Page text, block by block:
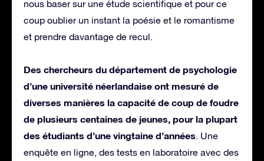
nous baser sur une étude scientifique et pour ce
coup oublier un instant la poésie et le romantisme
et prendre davantage de recul.
Des chercheurs du département de psychologie
d’une université néerlandaise ont mesuré de
diverses manières la capacité de coup de foudre
de plusieurs centaines de jeunes, pour la plupart
des étudiants d’une vingtaine d’années. Une
enquête en ligne, des tests en laboratoire avec des